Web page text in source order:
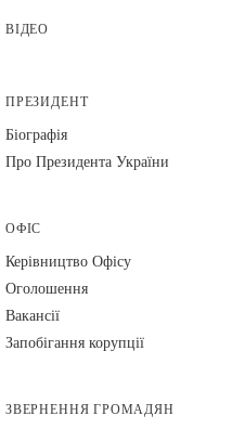
ВІДЕО
ПРЕЗИДЕНТ
Біографія
Про Президента України
ОФІС
Керівництво Офісу
Оголошення
Вакансії
Запобігання корупції
ЗВЕРНЕННЯ ГРОМАДЯН